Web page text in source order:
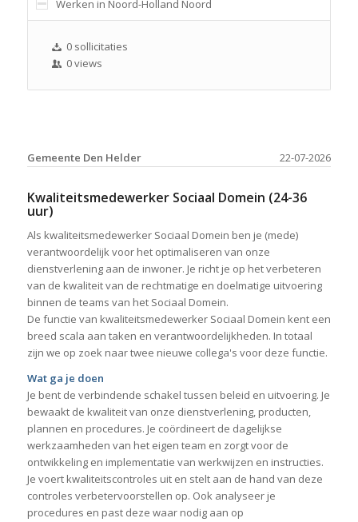
Werken in Noord-Holland Noord
0 sollicitaties
0 views
22-07-2026
Gemeente Den Helder
Kwaliteitsmedewerker Sociaal Domein (24-36
uur)
Als kwaliteitsmedewerker Sociaal Domein ben je (mede)
verantwoordelijk voor het optimaliseren van onze
dienstverlening aan de inwoner. Je richt je op het verbeteren
van de kwaliteit van de rechtmatige en doelmatige uitvoering
binnen de teams van het Sociaal Domein.
De functie van kwaliteitsmedewerker Sociaal Domein kent een
breed scala aan taken en verantwoordelijkheden. In totaal
zijn we op zoek naar twee nieuwe collega's voor deze functie.
Wat ga je doen
Je bent de verbindende schakel tussen beleid en uitvoering. Je
bewaakt de kwaliteit van onze dienstverlening, producten,
plannen en procedures. Je coördineert de dagelijkse
werkzaamheden van het eigen team en zorgt voor de
ontwikkeling en implementatie van werkwijzen en instructies.
Je voert kwaliteitscontroles uit en stelt aan de hand van deze
controles verbetervoorstellen op. Ook analyseer je
procedures en past deze waar nodig aan op